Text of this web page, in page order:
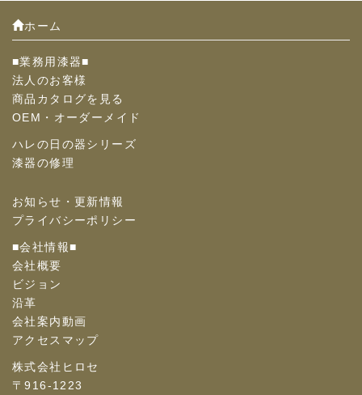
ホーム
■業務用漆器■
法人のお客様
商品カタログを見る
OEM・オーダーメイド
ハレの日の器シリーズ
漆器の修理
お知らせ・更新情報
プライバシーポリシー
■会社情報■
会社概要
ビジョン
沿革
会社案内動画
アクセスマップ
株式会社ヒロセ
〒916-1223